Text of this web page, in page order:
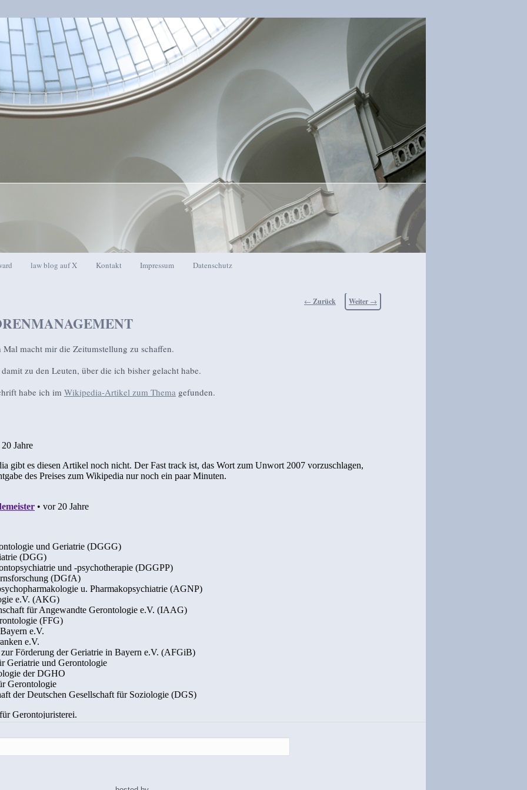
law blog auf X Kontakt Impressum Datenschutz
Beitragsnavigation
← Zurück Weiter →
Mal macht mir die Zeitumstellung zu schaffen.
zu den Leuten, über die ich bisher gelacht habe.
habe ich imWikipedia-Artikel zum Themagefunden.